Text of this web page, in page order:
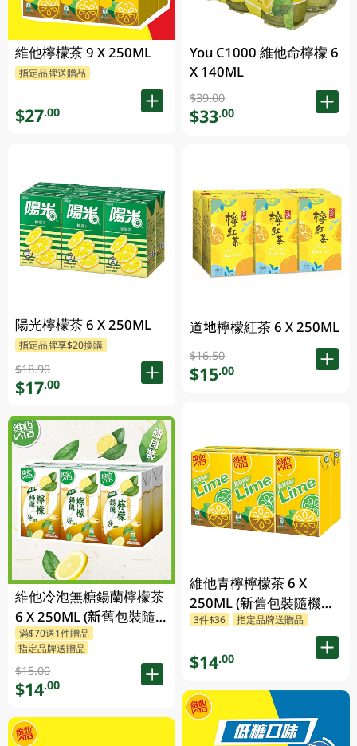
維他檸檬茶 9 X 250ML
指定品牌送贈品
$27.00
陽光檸檬茶 6 X 250ML
指定品牌享$20換購
$18.90
$17.00
維他冷泡無糖鍚蘭檸檬茶
6 X 250ML (新舊包裝隨
機發貨)
滿$70送1件贈品
指定品牌送贈品
$15.00
$14.00
You C1000 維他命檸檬 6
X 140ML
$39.00
$33.00
道地檸檬紅茶 6 X 250ML
$16.50
$15.00
維他青檸檸檬茶 6 X
250ML (新舊包裝隨機發
貨)
3件$36 指定品牌送贈品
$14.00